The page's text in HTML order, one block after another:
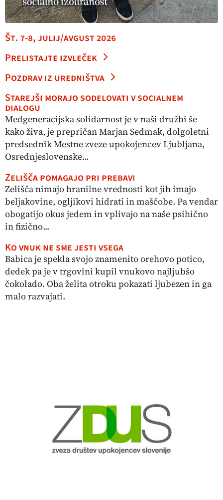
Št. 7-8, julij/avgust 2026
Prelistajte izvleček
Pozdrav iz uredništva
Starejši morajo sodelovati v socialnem
dialogu
Medgeneracijska solidarnost je v naši družbi še
kako živa, je prepričan Marjan Sedmak, dolgoletni
predsednik Mestne zveze upokojencev Ljubljana,
Osrednjeslovenske...
Zelišča pomagajo pri prebavi
Zelišča nimajo hranilne vrednosti kot jih imajo
beljakovine, ogljikovi hidrati in maščobe. Pa vendar
obogatijo okus jedem in vplivajo na naše psihično
in fizično...
Ko vnuk ne sme jesti vsega
Babica je spekla svojo znamenito orehovo potico,
dedek pa je v trgovini kupil vnukovo najljubšo
čokolado. Oba želita otroku pokazati ljubezen in ga
malo razvajati.